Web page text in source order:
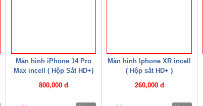
Màn hình iPhone 14 Pro
Max incell ( Hộp Sắt HD+)
800,000 đ
Màn hình Iphone XR incell
( Hộp sắt HD+ )
260,000 đ